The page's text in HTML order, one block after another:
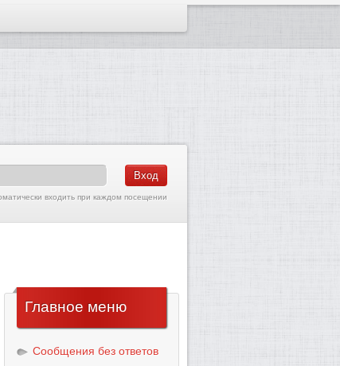
входить при каждом посещении
Главное меню
Сообщения без ответов